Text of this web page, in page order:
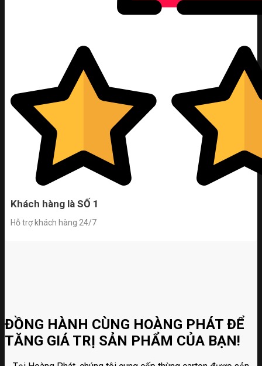
Khách hàng là SỐ 1
Hỗ trợ khách hàng 24/7
ĐỒNG HÀNH CÙNG HOÀNG PHÁT ĐỂ
TĂNG GIÁ TRỊ SẢN PHẨM CỦA BẠN!